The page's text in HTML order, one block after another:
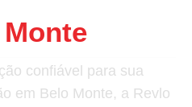
confiável para sua
em Belo Monte, a Revlo